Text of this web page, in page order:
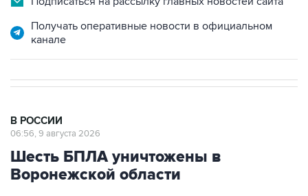
Получать оперативные новости в официальном
канале
В РОССИИ
06:56, 9 августа 2026
Шесть БПЛА уничтожены в
Воронежской области